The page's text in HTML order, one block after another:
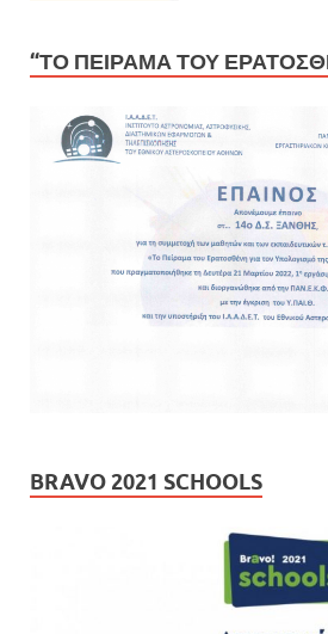
“ΤΟ ΠΕΙΡΑΜΑ ΤΟΥ
BRAVO 2021 SCHOOLS